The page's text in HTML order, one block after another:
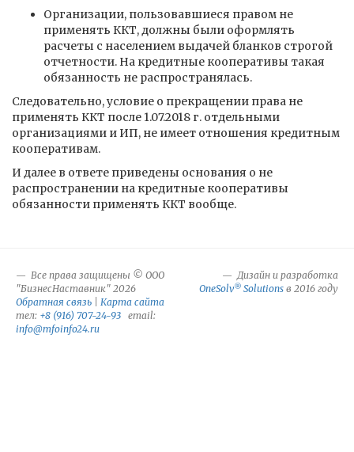
Организации, пользовавшиеся правом не
применять ККТ, должны были оформлять
расчеты с населением выдачей бланков строгой
отчетности. На кредитные кооперативы такая
обязанность не распространялась.
Следовательно, условие о прекращении права не
применять ККТ после 1.07.2018 г. отдельными
организациями и ИП, не имеет отношения кредитным
кооперативам.
И далее в ответе приведены основания о не
распространении на кредитные кооперативы
обязанности применять ККТ вообще.
Все права защищены © ООО
"БизнесНаставник" 2026
Обратная связь
Карта сайта
тел: +8 (916) 707-24-93 email:
info@mfoinfo24.ru
Дизайн и разработка
OneSolv® Solutions в 2016 году